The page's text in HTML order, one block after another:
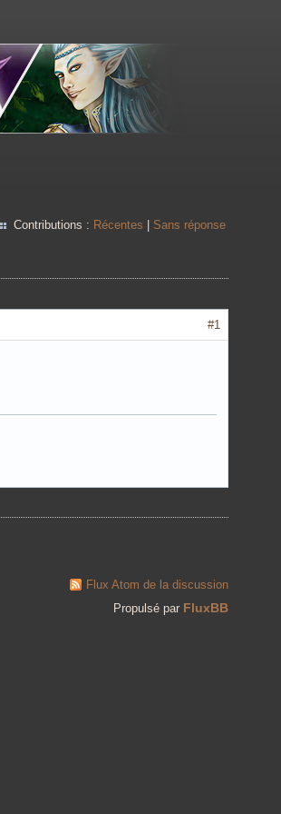
Contributions : Récentes Sans réponse
#1
Flux Atom de la discussion
Propulsé par FluxBB